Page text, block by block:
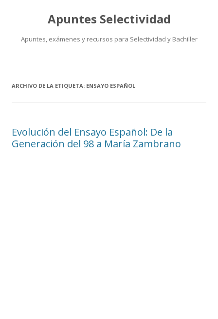
Apuntes Selectividad
Apuntes, exámenes y recursos para Selectividad y Bachiller
ARCHIVO DE LA ETIQUETA: ENSAYO ESPAÑOL
Evolución del Ensayo Español: De la
Generación del 98 a María Zambrano